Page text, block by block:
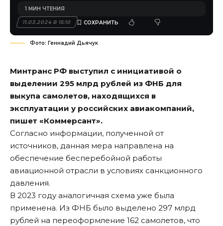
11.03.2024 В 15:10
1 МИН ЧТЕНИЯ
Фото: Геннадий Дьячук
Минтранс РФ выступил с инициативой о
выделении 295 млрд рублей из ФНБ для
выкупа самолетов, находящихся в
эксплуатации у российских авиакомпаний,
пишет «Коммерсант».
Согласно информации, полученной от
источников, данная мера направлена на
обеспечение бесперебойной работы
авиационной отрасли в условиях санкционного
давления.
В 2023 году аналогичная схема уже была
применена. Из ФНБ было выделено 297 млрд
рублей на переоформление 162 самолетов, что